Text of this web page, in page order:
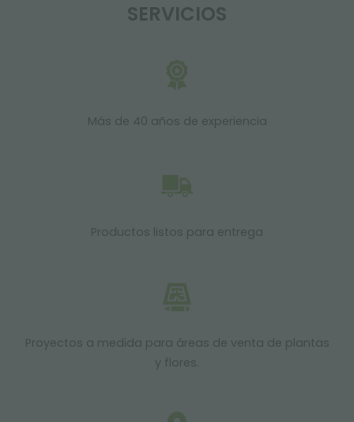
SERVICIOS
Más de 40 años de experiencia
Productos listos para entrega
Proyectos a medida para áreas de venta de plantas
y flores.